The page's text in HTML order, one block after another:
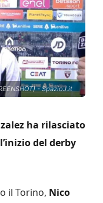
- SpazioJ.it
ha rilasciato
del derby
il Torino, Nico